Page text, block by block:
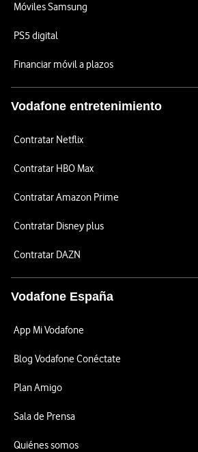
Móviles Samsung
PS5 digital
Financiar móvil a plazos
Vodafone entretenimiento
Contratar Netflix
Contratar HBO Max
Contratar Amazon Prime
Contratar Disney plus
Contratar DAZN
Vodafone España
App Mi Vodafone
Blog Vodafone Conéctate
Plan Amigo
Sala de Prensa
Quiénes somos